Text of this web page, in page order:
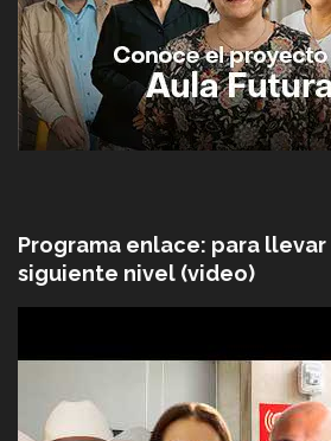
Programa enlace: para
siguiente nivel (video)